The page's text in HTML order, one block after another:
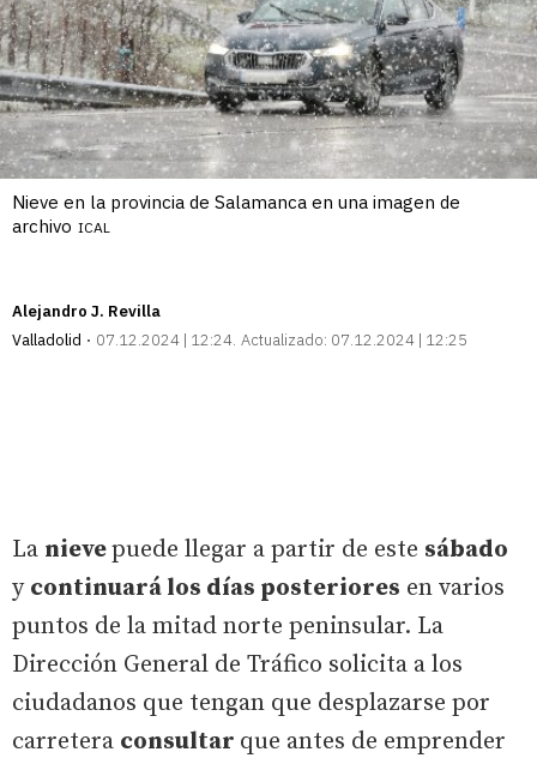
Nieve en la provincia de Salamanca en una imagen de
archivo ICAL
Alejandro J. Revilla
Valladolid
07.12.2024 | 12:24 Actualizado: 07.12.2024 | 12:25
La nievepuede llegar a partir de este sábado
y continuará los días posteriores en varios
puntos de la mitad norte peninsular. La
Dirección General de Tráfico solicita a los
ciudadanos que tengan que desplazarse por
carretera consultar que antes de emprender